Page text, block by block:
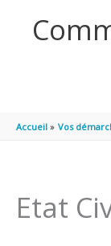
Accueil Vos
Etat